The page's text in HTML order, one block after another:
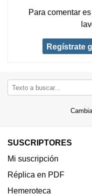
Para comentar
Regístrate
SUSCRIPTORES
Mi suscripción
Réplica en PDF
Hemeroteca